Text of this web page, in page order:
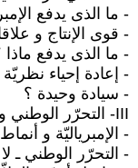
- ما الذى يدفع
- قوى الإنتاج و
- ما الذى يدفع ماذا
- إعادة إحياء
- سيادة وحيدة ؟
III- التحرّر الوطني و الدولة
- الإمبرياليّة و
- التحرّر الوطني ـ